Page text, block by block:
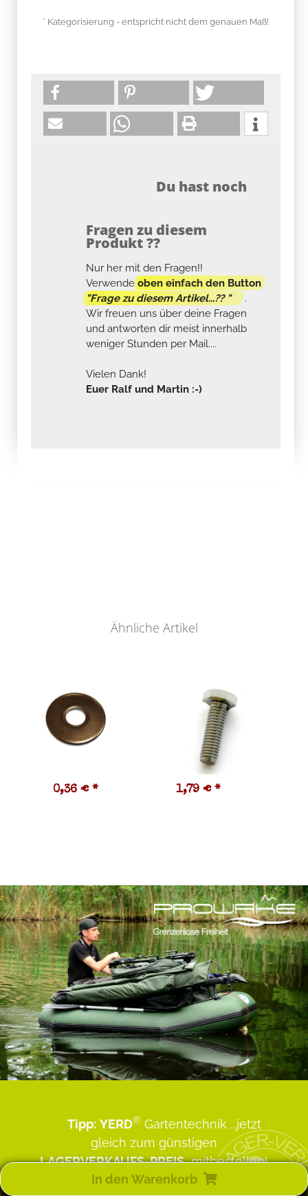
In den Warenkorb
* Kategorisierung - entspricht nicht dem genauen Maß!
Du hast noch
Fragen zu diesem
Produkt ??
Nur her mit den Fragen!!
Verwendeoben einfach den Button
"Frage zu diesem Artikel...?? "
.
Wir freuen uns über deine Fragen
und antworten dir meist innerhalb
weniger Stunden per Mail....
Vielen Dank!
Euer Ralf und Martin :-)
Ähnliche Artikel
0,36 € * 1,79 € *
Tipp: YERD® Gartentechnik ...jetzt
gleich zum günstigen
LAGERVERKAUFS-PREISmitbestellen!